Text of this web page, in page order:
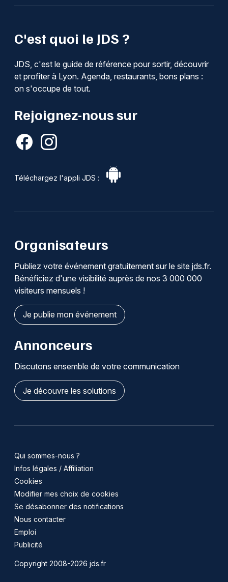
C'est quoi le JDS ?
JDS, c'est le guide de référence pour sortir, découvrir
et profiter à Lyon. Agenda, restaurants, bons plans :
on s'occupe de tout.
Rejoignez-nous sur
Téléchargez l'appli JDS :
Organisateurs
Publiez votre événement gratuitement sur le site jds.fr.
Bénéficiez d'une visibilité auprès de nos 3 000 000
visiteurs mensuels !
Je publie mon événement
Annonceurs
Discutons ensemble de votre communication
Je découvre les solutions
Qui sommes-nous ?
Infos légales / Affiliation
Cookies
Modifier mes choix de cookies
Se désabonner des notifications
Nous contacter
Emploi
Publicité
Copyright 2008-2026 jds.fr